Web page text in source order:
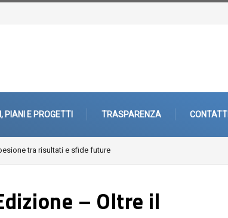
PIANI E PROGETTI TRASPARENZA CONTATTI
tra risultati e sfide future
– Oltre il